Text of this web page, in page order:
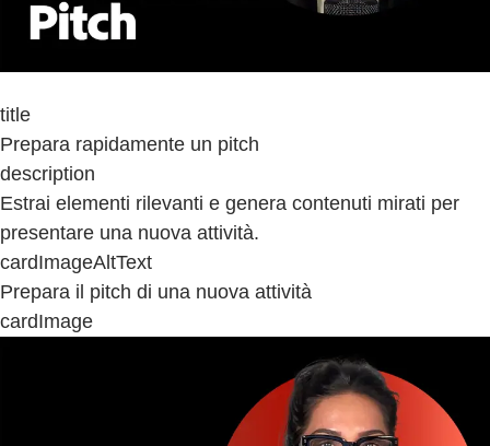
title
Prepara rapidamente un pitch
description
Estrai elementi rilevanti e genera contenuti mirati per
presentare una nuova attività.
cardImageAltText
Prepara il pitch di una nuova attività
cardImage